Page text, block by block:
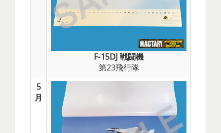
F-15DJ 戦闘機
第23飛行隊
5
月